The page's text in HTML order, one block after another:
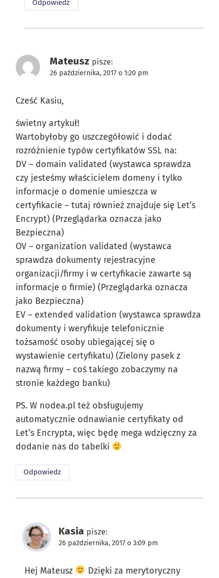
Odpowiedz
Mateusz pisze:
26 października, 2017 o 1:20 pm
Cześć Kasiu,
świetny artykuł!
Wartobyłoby go uszczegółowić i dodać
rozróżnienie typów certyfikatów SSL na:
DV – domain validated (wystawca sprawdza
czy jesteśmy właścicielem domeny i tylko
informacje o domenie umieszcza w
certyfikacie – tutaj również znajduje się Let’s
Encrypt) (Przeglądarka oznacza jako
Bezpieczna)
OV – organization validated (wystawca
sprawdza dokumenty rejestracyjne
organizacji/firmy i w certyfikacie zawarte są
informacje o firmie) (Przeglądarka oznacza
jako Bezpieczna)
EV – extended validation (wystawca sprawdza
dokumenty i weryfikuje telefonicznie
tożsamość osoby ubiegającej się o
wystawienie certyfikatu) (Zielony pasek z
nazwą firmy – coś takiego zobaczymy na
stronie każdego banku)
PS. W nodea.pl też obsługujemy
automatycznie odnawianie certyfikaty od
Let’s Encrypta, więc będę mega wdzięczny za
dodanie nas do tabelki
Odpowiedz
Kasia pisze:
26 października, 2017 o 3:09 pm
Hej Mateusz
Dzięki za merytoryczny